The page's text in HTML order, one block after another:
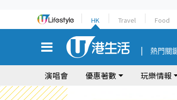
HK Travel Food
熱門關
演唱會 優惠著數 玩樂情報